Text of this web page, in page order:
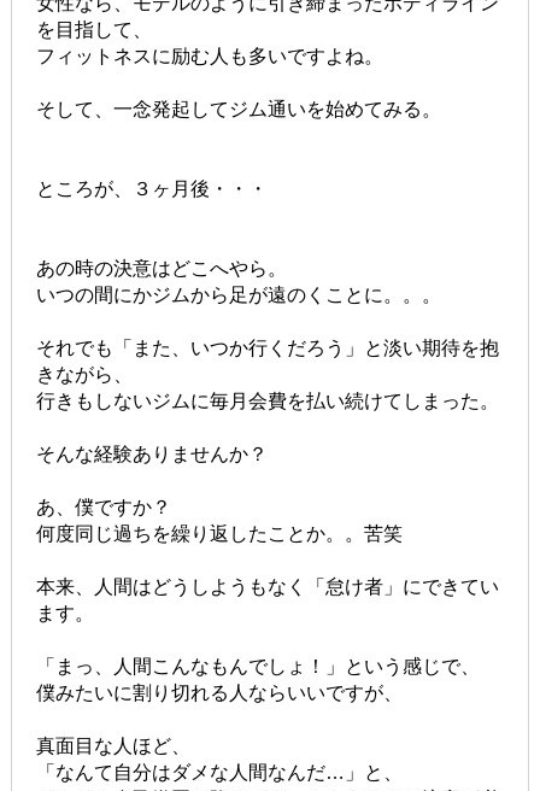
を目指して、
フィットネスに励む人も多いですよね。
そして、一念発起してジム通いを始めてみる。
ところが、３ヶ月後・・・
あの時の決意はどこへやら。
いつの間にかジムから足が遠のくことに。。。
それでも「また、いつか行くだろう」と淡い期待を抱
きながら、
行きもしないジムに毎月会費を払い続けてしまった。
そんな経験ありませんか？
あ、僕ですか？
何度同じ過ちを繰り返したことか。。苦笑
本来、
人間はどうしようもなく「怠け者」にできてい
ます。
「まっ、人間こんなもんでしょ！」という感じで、
僕みたいに割り切れる人ならいいですが、
真面目な人ほど、
「なんて自分はダメな人間なんだ…」と、